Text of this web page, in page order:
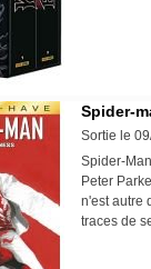
Spider-
Sortie le
Spider-
Peter
n'est autre
traces de